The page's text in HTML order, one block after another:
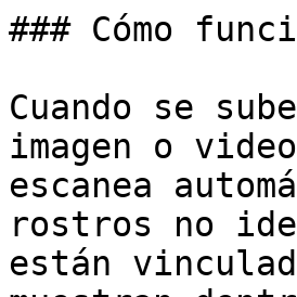
### Cómo
Cuando se
imagen o
escanea
rostros no
están